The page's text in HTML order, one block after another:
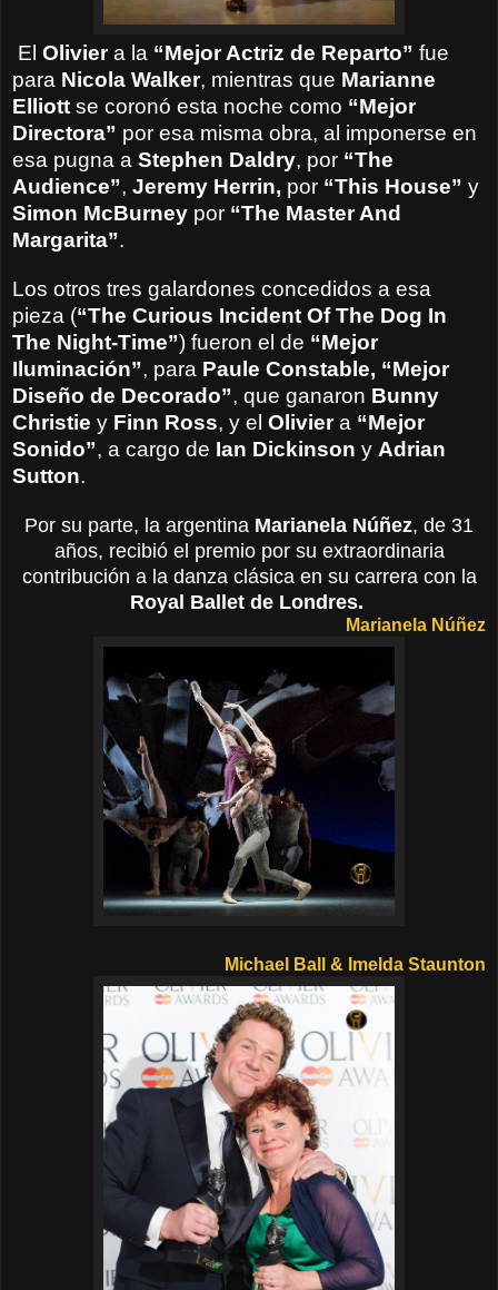
El Oliviera la “Mejor Actriz de Reparto” fue
para Nicola Walker, mientras que Marianne
Elliott se coronó esta noche como “Mejor
Directora” por esa misma obra, al imponerse en
esa pugna a Stephen Daldry, por “The
Audience”, Jeremy Herrin, por “This House” y
Simon McBurney por “The Master And
Margarita”.
Los otros tres galardones concedidos a esa
pieza (“The Curious Incident Of The Dog In
The Night-Time”) fueron el de “Mejor
Iluminación”, para Paule Constable, “Mejor
Diseño de Decorado”, que ganaron Bunny
Christie y Finn Ross, y el Oliviera “Mejor
Sonido”, a cargo de Ian Dickinson y Adrian
Sutton.
Por su parte, la argentina Marianela Núñez, de 31
años, recibió el premio por su extraordinaria
contribución a la danza clásica en su carrera con la
Royal Ballet de Londres.
Marianela Núñez
Michael Ball & Imelda Staunton